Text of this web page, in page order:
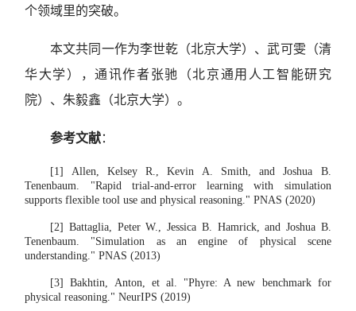
个领域里的突破。
本文共同一作为李世乾（北京大学）、武可雯（清
华大学），通讯作者张驰（北京通用人工智能研究
院）、朱毅鑫（北京大学）。
参考文献：
[1] Allen, Kelsey R., Kevin A. Smith, and Joshua B.
Tenenbaum. "Rapid trial-and-error learning with simulation
supports flexible tool use and physical reasoning."PNAS(2020)
[2] Battaglia, Peter W., Jessica B. Hamrick, and Joshua B.
Tenenbaum. "Simulation as an engine of physical scene
understanding."PNAS (2013)
[3] Bakhtin, Anton, et al. "Phyre: A new benchmark for
physical reasoning."NeurIPS (2019)